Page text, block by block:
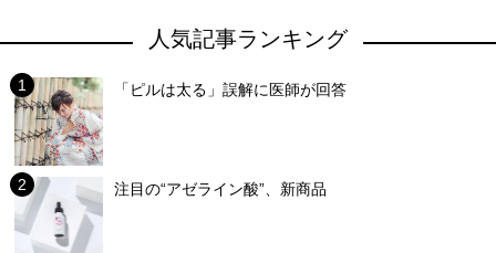
人気記事ランキング
「ピルは太る」誤解に医師が回答
注目の“アゼライン酸”、新商品